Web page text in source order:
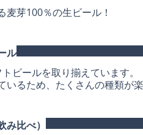
麦芽100％の生ビール！
ル
ビールを取り揃えています。
いるため、たくさんの種類が楽
比べ）